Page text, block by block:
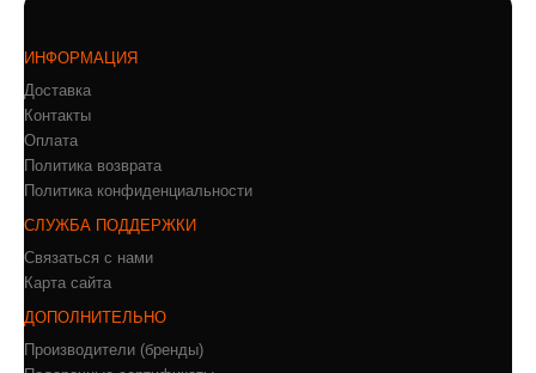
ИНФОРМАЦИЯ
Доставка
Контакты
Оплата
Политика возврата
Политика конфиденциальности
СЛУЖБА ПОДДЕРЖКИ
Связаться с нами
Карта сайта
ДОПОЛНИТЕЛЬНО
Производители (бренды)